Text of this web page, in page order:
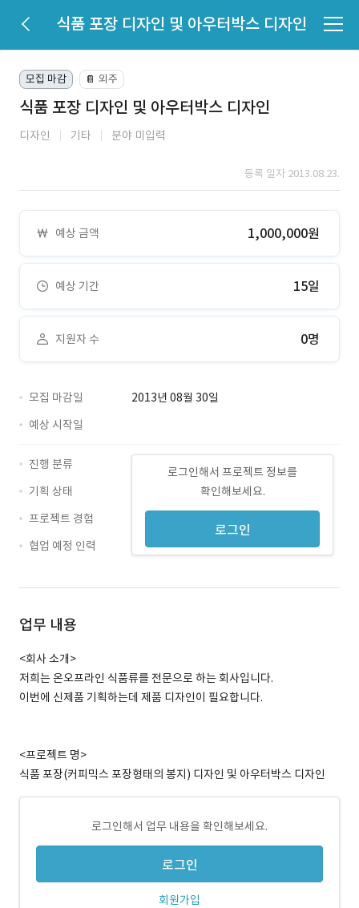
식품 포장 디자인 및 아우터박스 디자인
모집 마감 📔 외주
식품 포장 디자인 및 아우터박스 디자인
디자인 기타 분야 미입력
등록 일자 2013.08.23.
예상 금액 1,000,000원
예상 기간 15일
지원자 수 0명
모집 마감일
2013년 08월 30일
예상 시작일
로그인해서 프로젝트 정보를
확인해보세요.
로그인
진행 분류
기획 상태
프로젝트 경험
협업 예정 인력
업무 내용
<회사 소개>
저희는 온오프라인 식품류를 전문으로 하는 회사입니다.
이번에 신제품 기획하는데 제품 디자인이 필요합니다.
<프로젝트 명>
식품 포장(커피믹스 포장형태의 봉지) 디자인 및 아우터박스 디자인
로그인해서 업무 내용을 확인해보세요.
로그인
회원가입